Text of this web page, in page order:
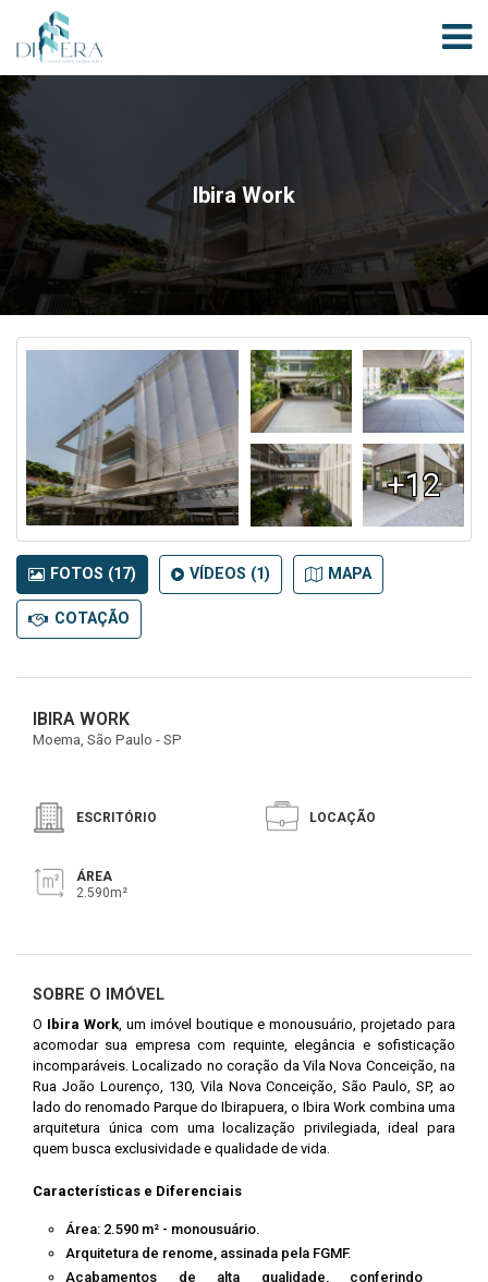
Ibira Work
+12
FOTOS (17) VÍDEOS (1) MAPA
COTAÇÃO
IBIRA WORK
Moema, São Paulo - SP
ESCRITÓRIO LOCAÇÃO
ÁREA
2.590m²
SOBRE O IMÓVEL
O Ibira Work, um imóvel boutique e monousuário, projetado para
acomodar sua empresa com requinte, elegância e sofisticação
incomparáveis. Localizado no coração da Vila Nova Conceição, na
Rua João Lourenço, 130, Vila Nova Conceição, São Paulo, SP, ao
lado do renomado Parque do Ibirapuera, o Ibira Work combina uma
arquitetura única com uma localização privilegiada, ideal para
quem busca exclusividade e qualidade de vida.
Características e Diferenciais
Área: 2.590 m² - monousuário.
Arquitetura de renome, assinada pela FGMF.
Acabamentos de alta qualidade, conferindo